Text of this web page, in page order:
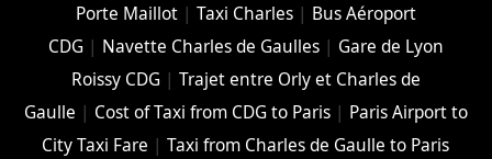
Porte Maillot| Taxi Charles| Bus Aéroport
CDG | Navette Charles de Gaulles| Gare de Lyon
Roissy CDG | Trajet entre Orly et Charles de
Gaulle | Cost of Taxi from CDG to Paris| Paris Airport to
City Taxi Fare |Taxi from Charles de Gaulle to Paris